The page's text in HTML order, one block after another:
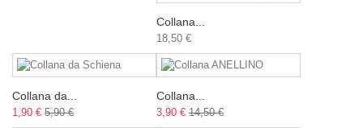
Collana...
18,50 €
Collana da...
1,90 € 5,90 €
Collana...
3,90 € 14,50 €